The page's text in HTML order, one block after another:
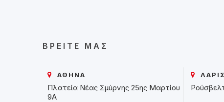
ΒΡΕΊΤΕ ΜΑΣ
ΑΘΗΝΑ
Πλατεία Νέας Σμύρνης 25ης Μαρτίου
9Α